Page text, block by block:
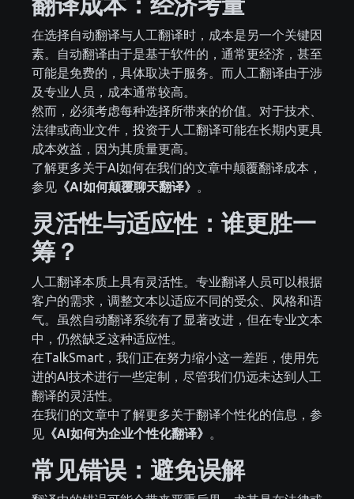
在选择自动翻译与人工翻译时，成本是另一个关键因
素。自动翻译由于是基于软件的，通常更经济，甚至
可能是免费的，具体取决于服务。而人工翻译由于涉
及专业人员，成本通常较高。
然而，必须考虑每种选择所带来的价值。对于技术、
法律或商业文件，投资于人工翻译可能在长期内更具
成本效益，因为其质量更高。
了解更多关于AI如何在我们的文章中颠覆翻译成本，
参见 《AI如何颠覆聊天翻译》
灵活性与适应性：谁更胜一
筹？
人工翻译本质上具有灵活性。专业翻译人员可以根据
客户的需求，调整文本以适应不同的受众、风格和语
气。虽然自动翻译系统有了显著改进，但在专业文本
中，仍然缺乏这种适应性。
在TalkSmart，我们正在努力缩小这一差距，使用先
进的AI技术进行一些定制，尽管我们仍远未达到人工
翻译的灵活性。
在我们的文章中了解更多关于翻译个性化的信息，参
见 《AI如何为企业个性化翻译》
常见错误：避免误解